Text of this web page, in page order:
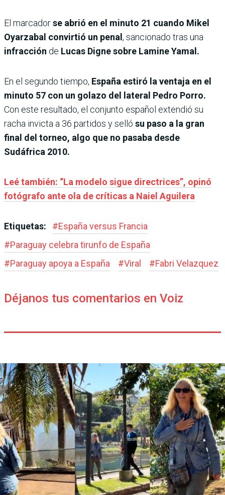
El marcadorse abrió en el minuto 21 cuando Mikel
Oyarzabal convirtió un penal , sancionado tras una
infracción de Lucas Digne sobre Lamine Yamal.
En el segundo tiempo, España estiró la ventaja en el
minuto 57 con un golazo del lateral Pedro Porro.
Con este resultado, el conjunto español extendió su
racha invicta a 36 partidos y selló su paso a la gran
final del torneo, algo que no pasaba desde
Sudáfrica 2010.
Leé también: “La modelo sigue directrices”, opinó
fotógrafo ante ola de críticas a Naiel Aguilera
Etiquetas: #España versus Francia
#Paraguay celebra tirunfo de España
#Paraguay apoya a España #Viral #Fabri Velazquez
Déjanos tus comentarios en Voiz